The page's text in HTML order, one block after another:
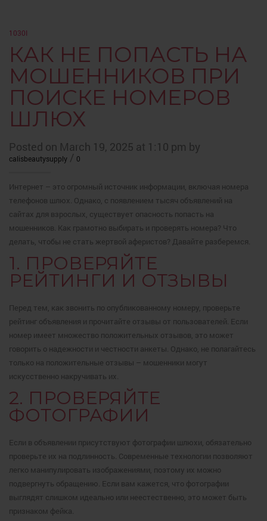
1030I
КАК НЕ ПОПАСТЬ НА
МОШЕННИКОВ ПРИ
ПОИСКЕ НОМЕРОВ
ШЛЮХ
Posted on March 19, 2025 at 1:10 pm by
calisbeautysupply / 0
Интернет – это огромный источник информации, включая номера
телефонов шлюх. Однако, с появлением тысяч объявлений на
сайтах для взрослых, существует опасность попасть на
мошенников. Как грамотно выбирать и проверять номера? Что
делать, чтобы не стать жертвой аферистов? Давайте разберемся.
1. ПРОВЕРЯЙТЕ
РЕЙТИНГИ И ОТЗЫВЫ
Перед тем, как звонить по опубликованному номеру, проверьте
рейтинг объявления и прочитайте отзывы от пользователей. Если
номер имеет множество положительных отзывов, это может
говорить о надежности и честности анкеты. Однако, не полагайтесь
только на положительные отзывы – мошенники могут
искусственно накручивать их.
2. ПРОВЕРЯЙТЕ
ФОТОГРАФИИ
Если в объявлении присутствуют фотографии шлюхи, обязательно
проверьте их на подлинность. Современные технологии позволяют
легко манипулировать изображениями, поэтому их можно
подвергнуть обращению. Если вам кажется, что фотографии
выглядят слишком идеально или неестественно, это может быть
признаком фейка.